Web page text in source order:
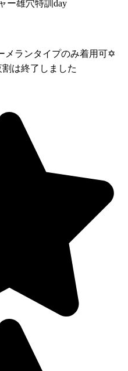
ー雄穴特訓day
ランタイプのみ着用可✡️
は終了しました